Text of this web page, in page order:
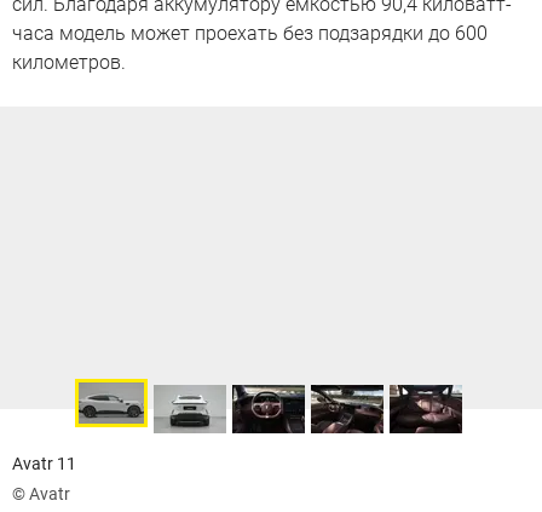
часа модель может проехать без подзарядки до 600
километров.
Avatr 11
© Avatr